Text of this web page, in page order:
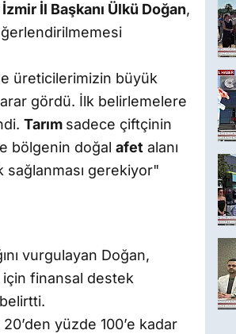
İl Başkanı Ülkü Doğan,
üreticilerimizin büyük
gördü. İlk belirlemelere
Tarım sadece çiftçinin
bölgenin doğal afet alanı
gerekiyor"
vurgulayan Doğan,
finansal destek
belirtti.
yüzde 100’e kadar